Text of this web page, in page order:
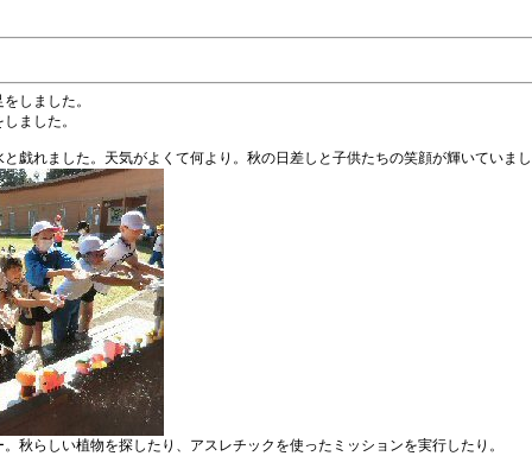
しました。
ました。
戯れました。天気がよくて何より。秋の日差しと子供たちの笑顔が輝いていま
らしい植物を探したり、アスレチックを使ったミッションを実行したり。